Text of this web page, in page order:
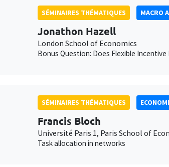
SÉMINAIRES THÉMATIQUES MACRO
Jonathon Hazell
London School of Economics
Bonus Question: Does Flexible
SÉMINAIRES THÉMATIQUES
Francis Bloch
Université Paris 1, Paris School of
Task allocation in networks